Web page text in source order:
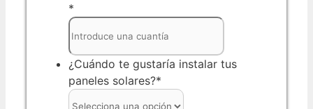
*
¿Cuándo te gustaría instalar tus
paneles solares?*